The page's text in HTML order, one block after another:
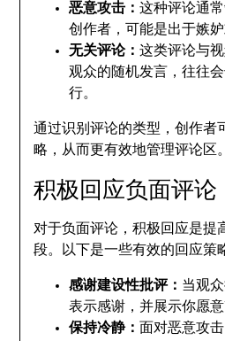
恶意攻击：这种评论通
创作者，可能是出于嫉妒
无关评论：这类评论与
观众的随机发言，往往
行。
通过识别评论的类型，创作者
略，从而更有效地管理评论区。
积极回应负面评论
对于负面评论，积极回应是提
段。以下是一些有效的回应策
感谢建设性批评： 当观
表示感谢，并展示你愿意
保持冷静： 面对恶意攻